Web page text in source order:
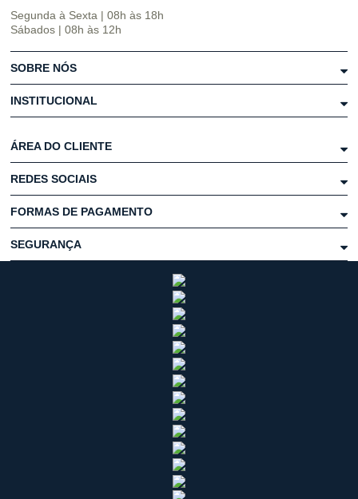
Segunda à Sexta | 08h às 18h
Sábados | 08h às 12h
SOBRE NÓS
INSTITUCIONAL
ÁREA DO CLIENTE
REDES SOCIAIS
FORMAS DE PAGAMENTO
SEGURANÇA